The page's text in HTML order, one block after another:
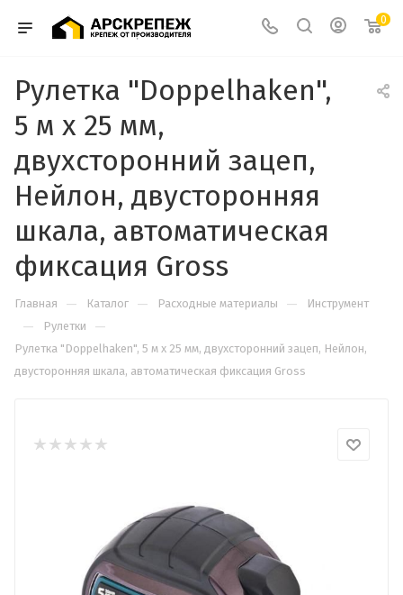
0
Рулетка "Doppelhaken",
5 м x 25 мм,
двухсторонний зацеп,
Нейлон, двусторонняя
шкала, автоматическая
фиксация Gross
Главная — Каталог — Расходные материалы — Инструмент
— Рулетки —
Рулетка "Doppelhaken", 5 м x 25 мм, двухсторонний зацеп, Нейлон,
двусторонняя шкала, автоматическая фиксация Gross